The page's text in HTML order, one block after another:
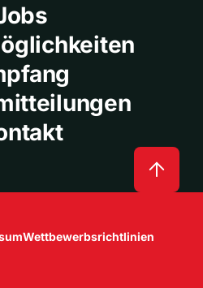
Wettbewerbsrichtlinien